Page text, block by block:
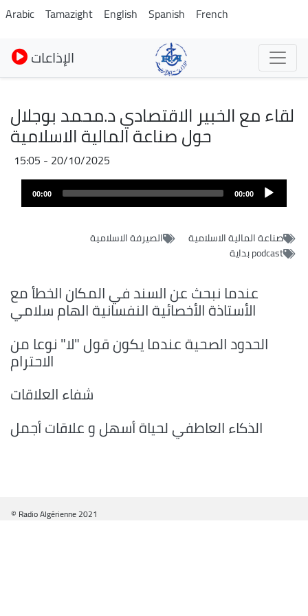
Skip
to
main
content
Arabic Tamazight English Spanish French
الإذاعات
لقاء مع الخبير الاقتصادي د.محمد بوجلال
حول صناعة المالية الاسلامية
20/10/2025 - 15:05
Fichier
audio
00:00
00:00
صناعة المالية الاسلامية
الصيرفة الاسلامية
podcast بداية
عندما نبحث عن السند في المكان الخطأ مع
الأستاذة الأخصائية النفسانية الهام سلامي
الحدود الصحية عندما يكون قول "لا" نوعا من
الاحترام
شفاء العلاقات
الذكاء العاطفي لحياة أسهل و علاقات أجمل
© Radio Algérienne 2021